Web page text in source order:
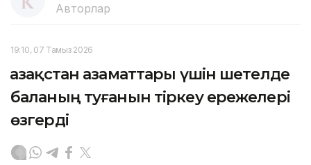
Авторлар
19:10, 07 Тамыз 2026
Қазақстан азаматтары үшін шетелде
баланың туғанын тіркеу ережелері
өзгерді